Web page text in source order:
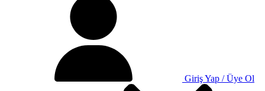
Giriş Yap / Üye Ol